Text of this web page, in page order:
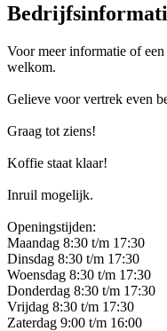
Voor meer informatie of
welkom.
Gelieve voor vertrek even
Graag tot ziens!
Koffie staat klaar!
Inruil mogelijk.
Openingstijden:
Maandag 8:30 t/m 17:30
Dinsdag 8:30 t/m 17:30
Woensdag 8:30 t/m 17:30
Donderdag 8:30 t/m 17:30
Vrijdag 8:30 t/m 17:30
Zaterdag 9:00 t/m 16:00